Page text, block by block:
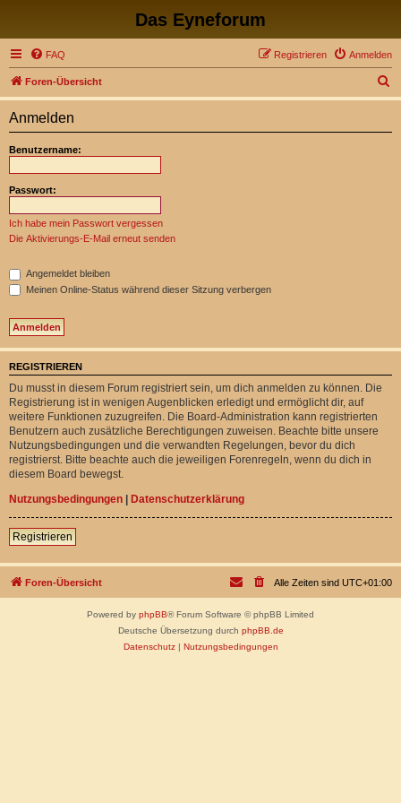
Das Eyneforum
FAQ Anmelden
Registrieren
Foren-Übersicht
u
Anmelden
Benutzername:
Passwort:
Ich habe mein Passwort vergessen
Die Aktivierungs-E-Mail erneut senden
Angemeldet bleiben
Meinen Online-Status während dieser Sitzung verbergen
REGISTRIEREN
Du musst in diesem Forum registriert sein, um dich anmelden zu können. Die
Registrierung ist in wenigen Augenblicken erledigt und ermöglicht dir, auf
weitere Funktionen zuzugreifen. Die Board-Administration kann registrierten
Benutzern auch zusätzliche Berechtigungen zuweisen. Beachte bitte unsere
Nutzungsbedingungen und die verwandten Regelungen, bevor du dich
registrierst. Bitte beachte auch die jeweiligen Forenregeln, wenn du dich in
diesem Board bewegst.
Nutzungsbedingungen | Datenschutzerklärung
Registrieren
Foren-Übersicht Alle Zeiten sind UTC+01:00
Powered by phpBB® Forum Software © phpBB Limited
Deutsche Übersetzung durch phpBB.de
Datenschutz| Nutzungsbedingungen